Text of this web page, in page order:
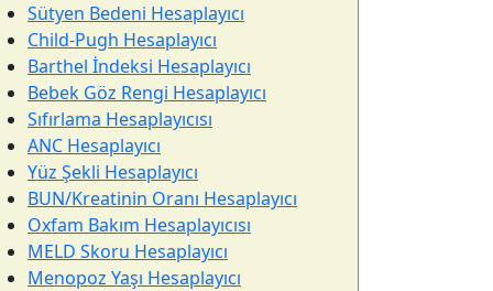
Sütyen Bedeni Hesaplayıcı
Child-Pugh Hesaplayıcı
Barthel İndeksi Hesaplayıcı
Bebek Göz Rengi Hesaplayıcı
Sıfırlama Hesaplayıcısı
ANC Hesaplayıcı
Yüz Şekli Hesaplayıcı
BUN/Kreatinin Oranı Hesaplayıcı
Oxfam Bakım Hesaplayıcısı
MELD Skoru Hesaplayıcı
Menopoz Yaşı Hesaplayıcı